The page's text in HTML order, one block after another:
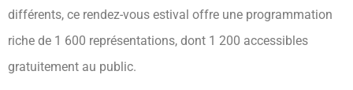
différents, ce rendez-vous estival offre une programmation
riche de 1 600 représentations, dont 1 200 accessibles
gratuitement au public.